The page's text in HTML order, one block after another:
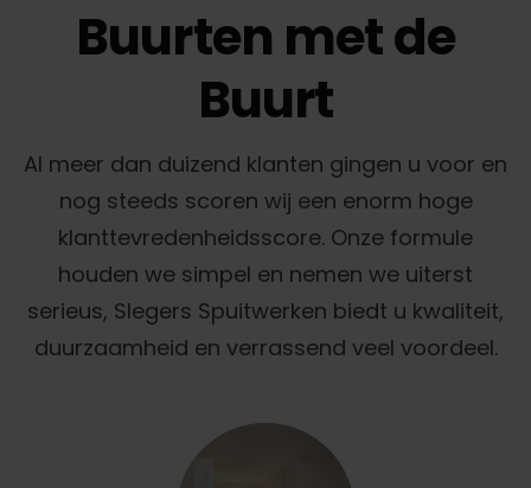
Buurten met de
Buurt
Al meer dan duizend klanten gingen u voor en
nog steeds scoren wij een enorm hoge
klanttevredenheidsscore. Onze formule
houden we simpel en nemen we uiterst
serieus, Slegers Spuitwerken biedt u kwaliteit,
duurzaamheid en verrassend veel voordeel.